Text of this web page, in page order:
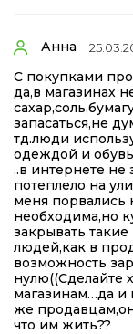
Анна
С покупками
да,в магазинах
запасаться,не
тд.люди
одеждой и
..в интернете
потеплело на
меня порвались
необходима,но
закрывать
людей,как в
возможность
нулю((Сделайте
магазинам…да и
же
что им жить??